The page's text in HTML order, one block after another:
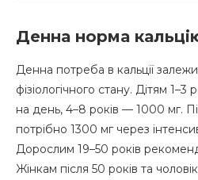
Денна норма
Денна потреба в кальції
фізіологічного стану. Дітям
на день, 4–8 років — 1000 мг.
потрібно 1300 мг через
Дорослим 19–50 років
Жінкам після 50 років та